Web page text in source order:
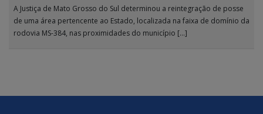
A Justiça de Mato Grosso do Sul determinou a reintegração de posse
de uma área pertencente ao Estado, localizada na faixa de domínio da
rodovia MS-384, nas proximidades do município […]